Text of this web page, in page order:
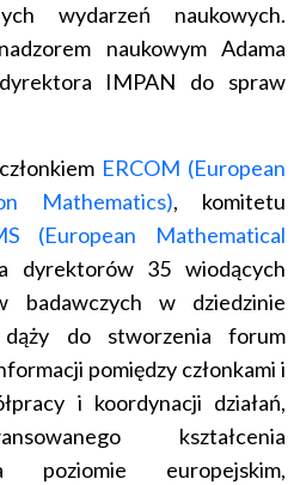
wydarzeń naukowych.
naukowym Adama
IMPAN do spraw
ERCOM (European
Mathematics), komitetu
(European Mathematical
dyrektorów 35 wiodących
badawczych w dziedzinie
dąży do stworzenia forum
pomiędzy członkami i
i koordynacji działań,
kształcenia
poziomie europejskim,